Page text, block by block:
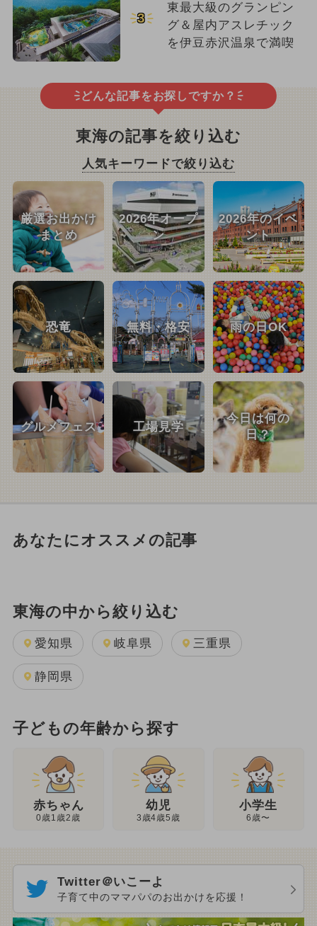
3
東最大級のグランピン
グ＆屋内アスレチック
を伊豆赤沢温泉で満喫
どんな記事をお探しですか？
東海の記事を絞り込む
人気キーワードで絞り込む
厳選お出かけ
まとめ
2026年オープ
ン
2026年のイベ
ント
恐竜 無料・格安 雨の日OK
グルメフェス 工場見学
今日は何の
日？
あなたにオススメの記事
東海の中から絞り込む
愛知県 岐阜県 三重県
静岡県
子どもの年齢から探す
赤ちゃん
0歳1歳2歳
幼児
3歳4歳5歳
小学生
6歳〜
Twitter＠いこーよ
子育て中のママパパのお出かけを応援！